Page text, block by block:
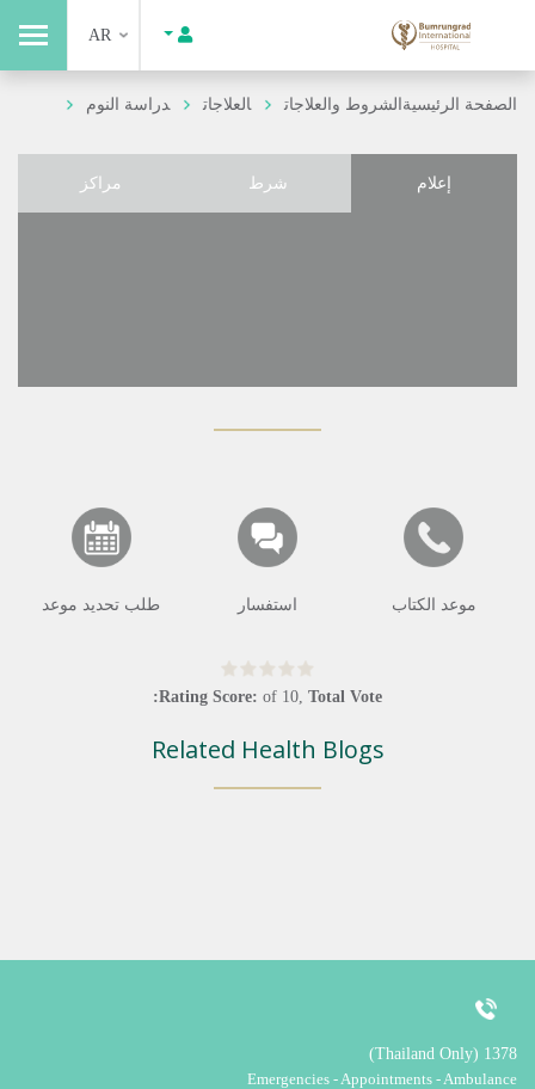
AR
الصفحة الرئيسيةالشروط والعلاجات العلاجات دراسة النوم
إعلام شرط مراكز
موعد الكتاب استفسار طلب تحديد موعد
Rating Score: of 10, Total Vote:
Related Health Blogs
1378 (Thailand Only)
Emergencies - Appointments - Ambulance